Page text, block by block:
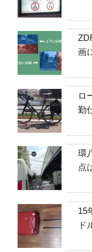
画
ロ
勤
環
点
15
ド